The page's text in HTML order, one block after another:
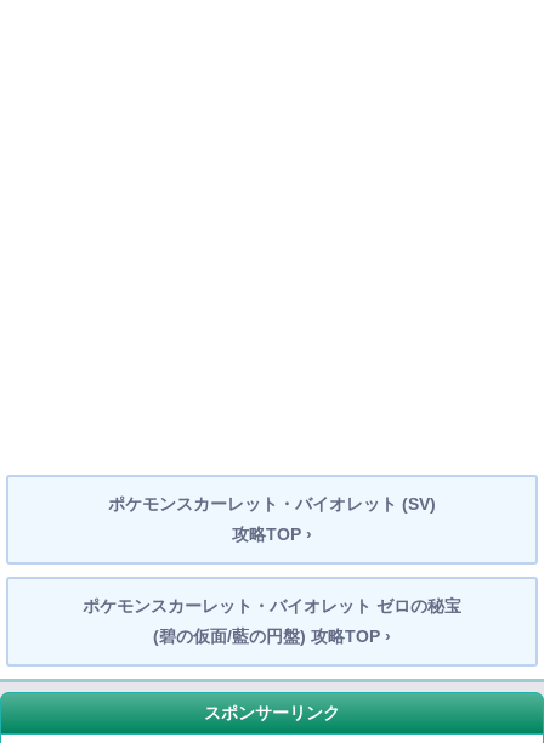
ポケモンスカーレット・バイオレット (SV)
攻略TOP ›
ポケモンスカーレット・バイオレット ゼロの秘宝
(碧の仮面/藍の円盤) 攻略TOP ›
スポンサーリンク